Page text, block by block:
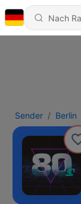
Sender Berlin